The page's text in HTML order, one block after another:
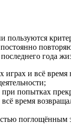
постоянно
года
и всё
попытках
время